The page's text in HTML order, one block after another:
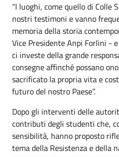
“I luoghi, come quello di Colle
nostri testimoni e vanno
memoria della storia
Vice Presidente Anpi Forlini -
ci investe della grande
consegne affinché possano
sacrificato la propria vita e
futuro del nostro Paese”.
Dopo gli interventi delle
contributi degli studenti che,
sensibilità, hanno proposto
tema della Resistenza e della